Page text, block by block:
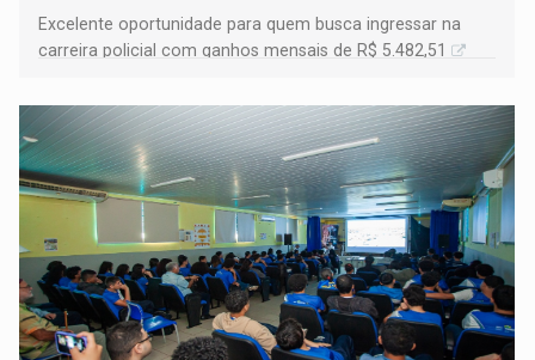
Excelente oportunidade para quem busca ingressar na
carreira policial com ganhos mensais de R$ 5.482,51